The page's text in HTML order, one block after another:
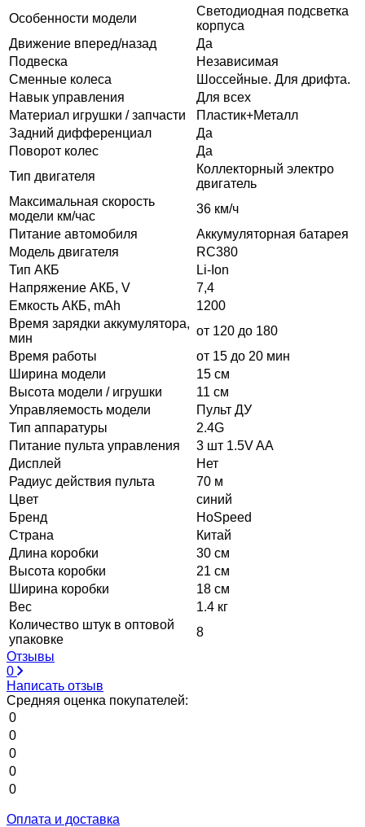
Особенности модели
Светодиодная подсветка
корпуса
Движение вперед/назад
Да
Подвеска
Независимая
Сменные колеса
Шоссейные. Для дрифта.
Навык управления
Для всех
Материал игрушки / запчасти
Пластик+Металл
Задний дифференциал
Да
Поворот колес
Да
Тип двигателя
Коллекторный электро
двигатель
Максимальная скорость
модели км/час
36 км/ч
Питание автомобиля
Аккумуляторная батарея
Модель двигателя
RC380
Тип АКБ
Li-Ion
Напряжение АКБ, V
7,4
Емкость АКБ, mAh
1200
Время зарядки аккумулятора,
мин
от 120 до 180
Время работы
от 15 до 20 мин
Ширина модели
15 см
Высота модели / игрушки
11 см
Управляемость модели
Пульт ДУ
Тип аппаратуры
2.4G
Питание пульта управления
3 шт 1.5V AA
Дисплей
Нет
Радиус действия пульта
70 м
Цвет
синий
Бренд
HoSpeed
Страна
Китай
Длина коробки
30 см
Высота коробки
21 см
Ширина коробки
18 см
Вес
1.4 кг
Количество штук в оптовой
упаковке
8
Отзывы
0
Написать отзыв
Средняя оценка покупателей:
0
0
0
0
0
Оплата и доставка